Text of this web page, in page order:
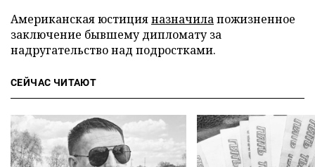
Американская юстицияназначилапожизненное
заключение бывшему дипломату за
надругательство над подростками.
СЕЙЧАС ЧИТАЮТ